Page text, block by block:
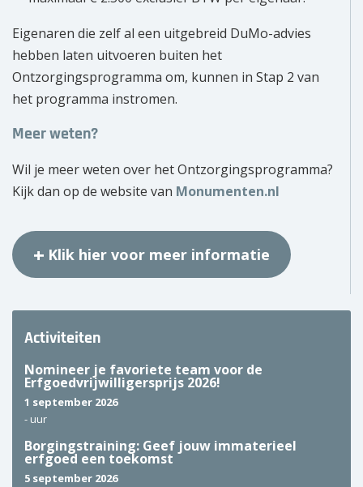
Eigenaren die zelf al een uitgebreid DuMo-advies
hebben laten uitvoeren buiten het
Ontzorgingsprogramma om, kunnen in Stap 2 van
het programma instromen.
Meer weten?
Wil je meer weten over het Ontzorgingsprogramma?
Kijk dan op de website van Monumenten.nl
Klik hier voor meer informatie
Activiteiten
Nomineer je favoriete team voor de
Erfgoedvrijwilligersprijs 2026!
1 september 2026
- uur
Borgingstraining: Geef jouw immaterieel
erfgoed een toekomst
5 september 2026